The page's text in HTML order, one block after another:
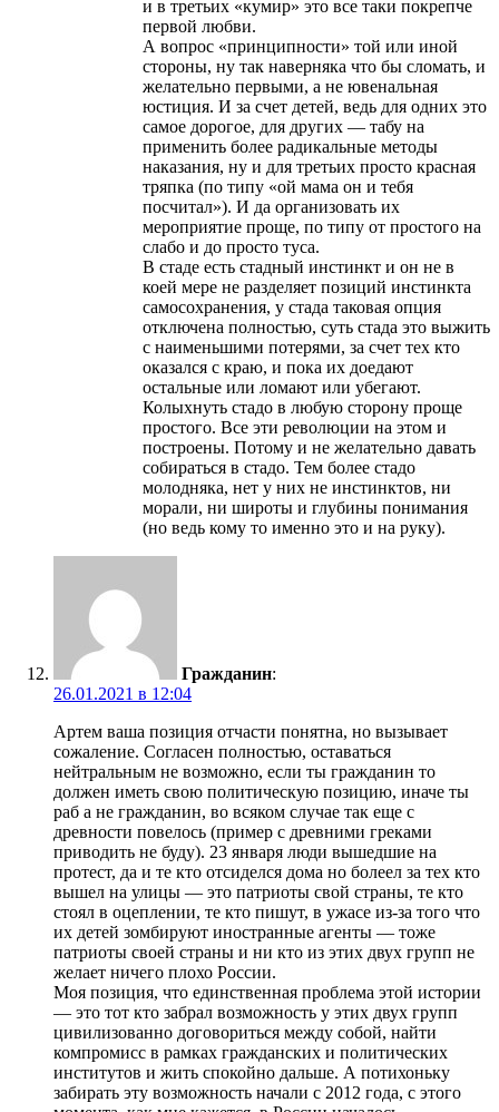
и в третьих «кумир» это все таки покрепче
первой любви.
А вопрос «принципности» той или иной
стороны, ну так наверняка что бы сломать, и
желательно первыми, а не ювенальная
юстиция. И за счет детей, ведь для одних это
самое дорогое, для других — табу на
применить более радикальные методы
наказания, ну и для третьих просто красная
тряпка (по типу «ой мама он и тебя
посчитал»). И да организовать их
мероприятие проще, по типу от простого на
слабо и до просто туса.
В стаде есть стадный инстинкт и он не в
коей мере не разделяет позиций инстинкта
самосохранения, у стада таковая опция
отключена полностью, суть стада это выжить
с наименьшими потерями, за счет тех кто
оказался с краю, и пока их доедают
остальные или ломают или убегают.
Колыхнуть стадо в любую сторону проще
простого. Все эти революции на этом и
построены. Потому и не желательно давать
собираться в стадо. Тем более стадо
молодняка, нет у них не инстинктов, ни
морали, ни широты и глубины понимания
(но ведь кому то именно это и на руку).
Гражданин:
26.01.2021 в 12:04
Артем ваша позиция отчасти понятна, но вызывает
сожаление. Согласен полностью, оставаться
нейтральным не возможно, если ты гражданин то
должен иметь свою политическую позицию, иначе ты
раб а не гражданин, во всяком случае так еще с
древности повелось (пример с древними греками
приводить не буду). 23 января люди вышедшие на
протест, да и те кто отсиделся дома но болеел за тех кто
вышел на улицы — это патриоты свой страны, те кто
стоял в оцеплении, те кто пишут, в ужасе из-за того что
их детей зомбируют иностранные агенты — тоже
патриоты своей страны и ни кто из этих двух групп не
желает ничего плохо России.
Моя позиция, что единственная проблема этой истории
— это тот кто забрал возможность у этих двух групп
цивилизованно договориться между собой, найти
компромисс в рамках гражданских и политических
институтов и жить спокойно дальше. А потихоньку
забирать эту возможность начали с 2012 года, с этого